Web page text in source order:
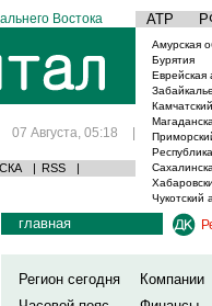
Востока АТР
07 Августа, 05:18 |
| RSS |
Амурская
Бурятия
Еврейская
Чукотский
главная
Регион сегодня
Компании